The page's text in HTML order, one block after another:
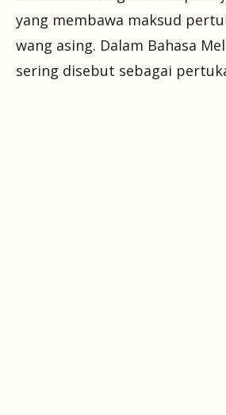
yang membawa maksud
wang asing. Dalam Bahasa
sering disebut sebagai